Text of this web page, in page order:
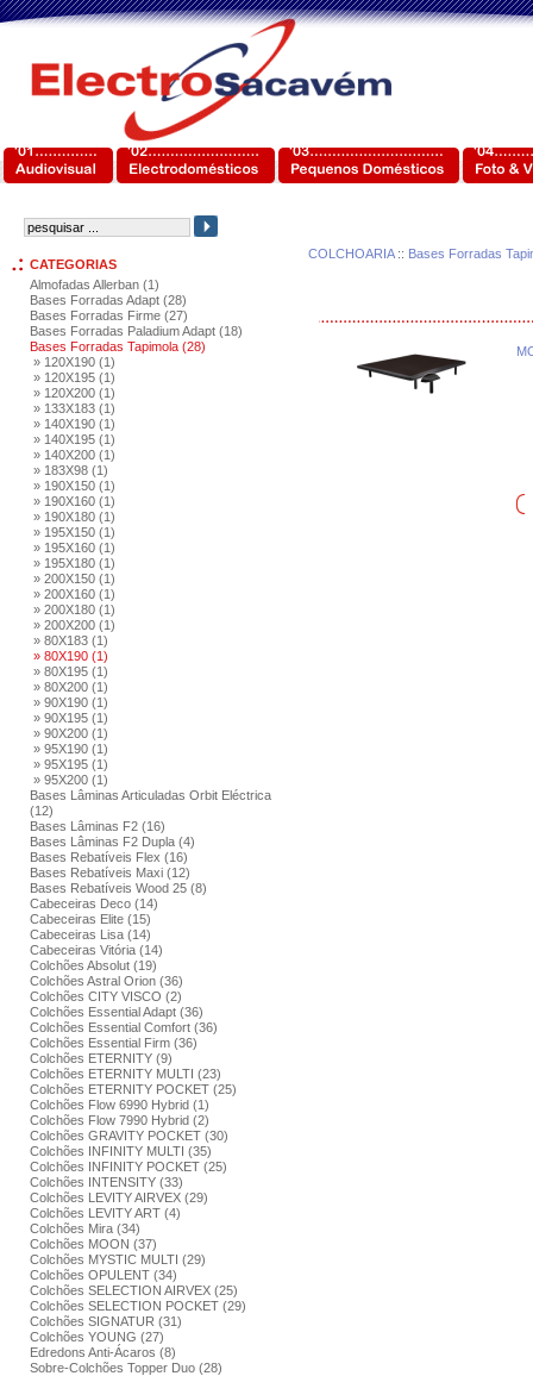
CATEGORIAS
Almofadas Allerban (1)
Bases Forradas Adapt (28)
Bases Forradas Firme (27)
Bases Forradas Paladium Adapt (18)
Bases Forradas Tapimola (28)
» 120X190 (1)
» 120X195 (1)
» 120X200 (1)
» 133X183 (1)
» 140X190 (1)
» 140X195 (1)
» 140X200 (1)
» 183X98 (1)
» 190X150 (1)
» 190X160 (1)
» 190X180 (1)
» 195X150 (1)
» 195X160 (1)
» 195X180 (1)
» 200X150 (1)
» 200X160 (1)
» 200X180 (1)
» 200X200 (1)
» 80X183 (1)
» 80X190 (1)
» 80X195 (1)
» 80X200 (1)
» 90X190 (1)
» 90X195 (1)
» 90X200 (1)
» 95X190 (1)
» 95X195 (1)
» 95X200 (1)
Bases Lâminas Articuladas Orbit Eléctrica
(12)
Bases Lâminas F2 (16)
Bases Lâminas F2 Dupla (4)
Bases Rebatíveis Flex (16)
Bases Rebatíveis Maxi (12)
Bases Rebatíveis Wood 25 (8)
Cabeceiras Deco (14)
Cabeceiras Elite (15)
Cabeceiras Lisa (14)
Cabeceiras Vitória (14)
Colchões Absolut (19)
Colchões Astral Orion (36)
Colchões CITY VISCO (2)
Colchões Essential Adapt (36)
Colchões Essential Comfort (36)
Colchões Essential Firm (36)
Colchões ETERNITY (9)
Colchões ETERNITY MULTI (23)
Colchões ETERNITY POCKET (25)
Colchões Flow 6990 Hybrid (1)
Colchões Flow 7990 Hybrid (2)
Colchões GRAVITY POCKET (30)
Colchões INFINITY MULTI (35)
Colchões INFINITY POCKET (25)
Colchões INTENSITY (33)
Colchões LEVITY AIRVEX (29)
Colchões LEVITY ART (4)
Colchões Mira (34)
Colchões MOON (37)
Colchões MYSTIC MULTI (29)
Colchões OPULENT (34)
Colchões SELECTION AIRVEX (25)
Colchões SELECTION POCKET (29)
Colchões SIGNATUR (31)
Colchões YOUNG (27)
Edredons Anti-Ácaros (8)
Sobre-Colchões Topper Duo (28)
COLCHOARIA:: Bases Forradas